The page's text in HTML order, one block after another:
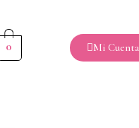
0 Mi Cuenta